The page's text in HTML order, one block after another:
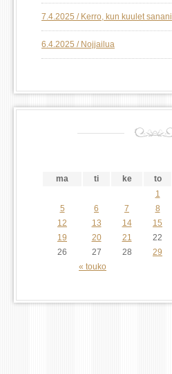
7.4.2025 / Kerro, kun kuulet sanani
6.4.2025 / Nojjailua
ma
ti ke to
« touko
1
5
6 7 8
12
13 14 15
19
20 21 22
26
27 28 29